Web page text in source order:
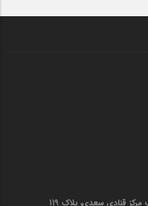
کرمانشاه خیابان سعدی ، جنب مرکز قنادی سعدی، پلاک 119